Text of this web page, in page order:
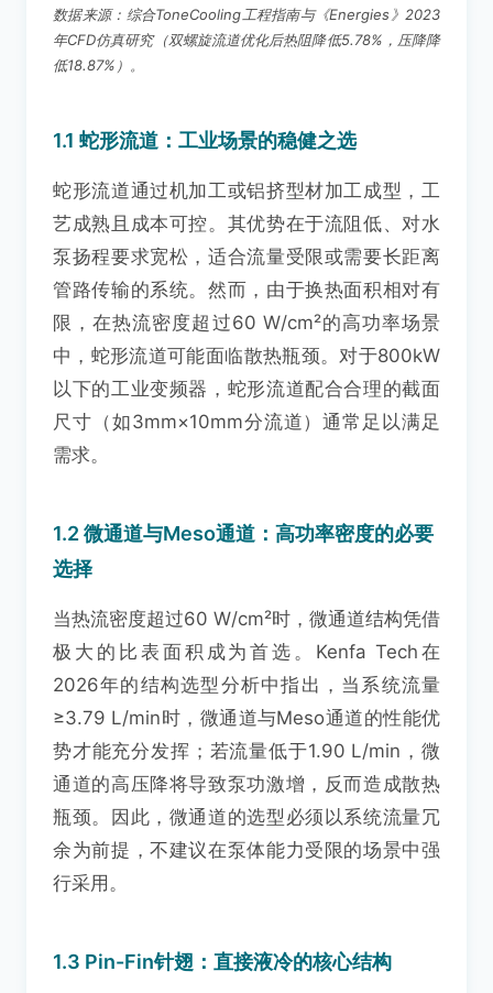
数据来源：综合ToneCooling工程指南与《Energies》2023
年CFD仿真研究（双螺旋流道优化后热阻降低5.78%，压降降
低18.87%）。
1.1 蛇形流道：工业场景的稳健之选
蛇形流道通过机加工或铝挤型材加工成型，工
艺成熟且成本可控。其优势在于流阻低、对水
泵扬程要求宽松，适合流量受限或需要长距离
管路传输的系统。然而，由于换热面积相对有
限，在热流密度超过60 W/cm²的高功率场景
中，蛇形流道可能面临散热瓶颈。对于800kW
以下的工业变频器，蛇形流道配合合理的截面
尺寸（如3mm×10mm分流道）通常足以满足
需求。
1.2 微通道与Meso通道：高功率密度的必要
选择
当热流密度超过60 W/cm²时，微通道结构凭借
极大的比表面积成为首选。Kenfa Tech在
2026年的结构选型分析中指出，当系统流量
≥3.79 L/min时，微通道与Meso通道的性能优
势才能充分发挥；若流量低于1.90 L/min，微
通道的高压降将导致泵功激增，反而造成散热
瓶颈。因此，微通道的选型必须以系统流量冗
余为前提，不建议在泵体能力受限的场景中强
行采用。
1.3 Pin-Fin针翅：直接液冷的核心结构